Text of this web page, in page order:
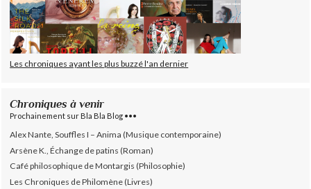
Les chroniques ayant les plus buzzé l'an dernier
Chroniques à venir
Prochainement sur Bla Bla Blog •••
Alex Nante, Souffles I – Anima (Musique contemporaine)
Arsène K., Échange de patins (Roman)
Café philosophique de Montargis (Philosophie)
Les Chroniques de Philomène (Livres)